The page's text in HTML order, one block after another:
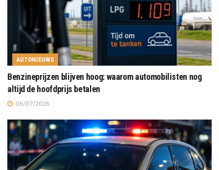
AUTONIEUWS
Benzineprijzen blijven hoog: waarom automobilisten nog
altijd de hoofdprijs betalen
06/07/2026